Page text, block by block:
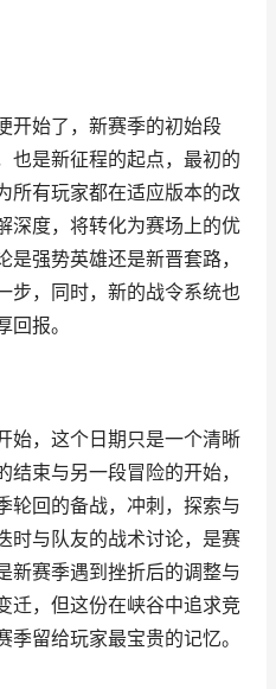
开始了，新赛季的初始段
也是新征程的起点，最初的
所有玩家都在适应版本的改
深度，将转化为赛场上的优
强势英雄还是新晋套路，
步，同时，新的战令系统也
报。
始，这个日期只是一个清晰
束与另一段冒险的开始，
轮回的备战，冲刺，探索与
时与队友的战术讨论，是赛
新赛季遇到挫折后的调整与
迁，但这份在峡谷中追求竞
留给玩家最宝贵的记忆。